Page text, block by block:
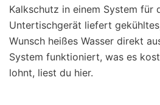
Kalkschutz in einem System für
Untertischgerät liefert
Wunsch heißes Wasser direkt
System funktioniert, was es
lohnt, liest du hier.